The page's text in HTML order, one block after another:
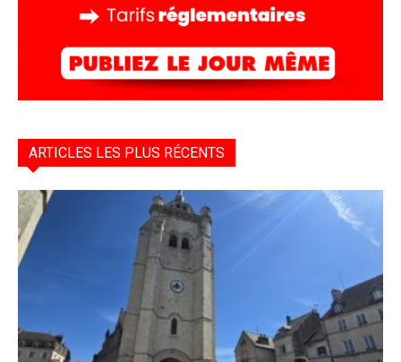
ARTICLES LES PLUS RÉCENTS